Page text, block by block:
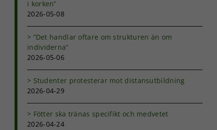
i korken”
2026-05-08
”Det handlar oftare om strukturen än om
individerna”
2026-05-06
Studenter protesterar mot distansutbildning
2026-04-29
Fötter ska tränas specifikt och medvetet
2026-04-24
att försvinna
från
Marknadsföring
beteende när du